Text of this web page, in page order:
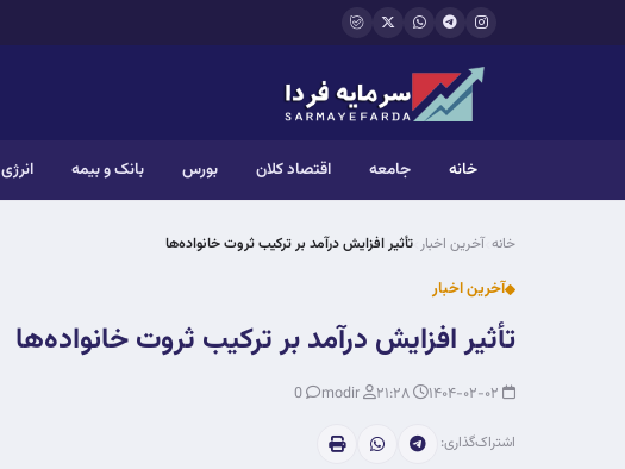
رفتن به محتوای اصلی
خانه جامعه اقتصاد کلان بورس بانک و بیمه انرژی
خانه آخرین اخبار تأثیر افزایش درآمد بر ترکیب ثروت خانواده‌ها
آخرین اخبار
تأثیر افزایش درآمد بر ترکیب ثروت خانواده‌ها
اشتراک‌گذاری: